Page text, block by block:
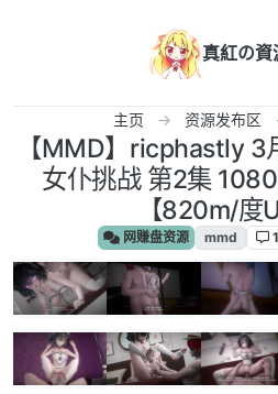
真紅の資
主页 资源发布区
【MMD】ricphastly 3
女仆挑战 第2集
【820m/度
网赚盘资源 mmd 1